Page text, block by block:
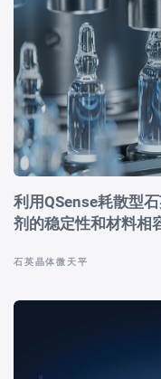
利用QSense耗散型
剂的稳定性和材料相
石英晶体微天平